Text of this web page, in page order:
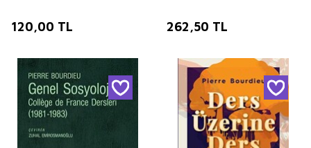
120,00 TL 262,50 TL